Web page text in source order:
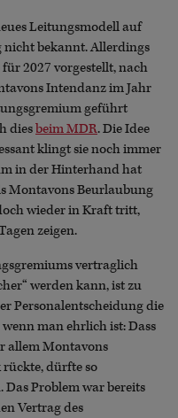
Leitungsmodell auf
nicht bekannt. Allerdings
2027 vorgestellt, nach
Intendanz im Jahr
geführt
diesbeim MDR. Die Idee
klingt sie noch immer
in der Hinterhand hat
Montavons Beurlaubung
wieder in Kraft tritt,
zeigen.
vertraglich
werden kann, ist zu
Personalentscheidung die
man ehrlich ist: Dass
allem Montavons
dürfte so
Problem war bereits
Vertrag des